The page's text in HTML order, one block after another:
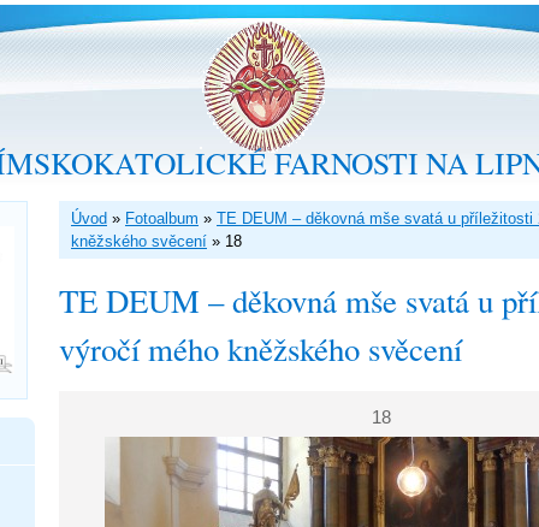
FARNOSTI NA
Úvod » Fotoalbum » TE DEUM – děkovná mše svatá u příležitosti
kněžského svěcení » 18
TE DEUM – děkovná mše svatá u
výročí mého kněžského svěcení
18